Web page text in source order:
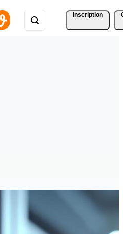
Inscription